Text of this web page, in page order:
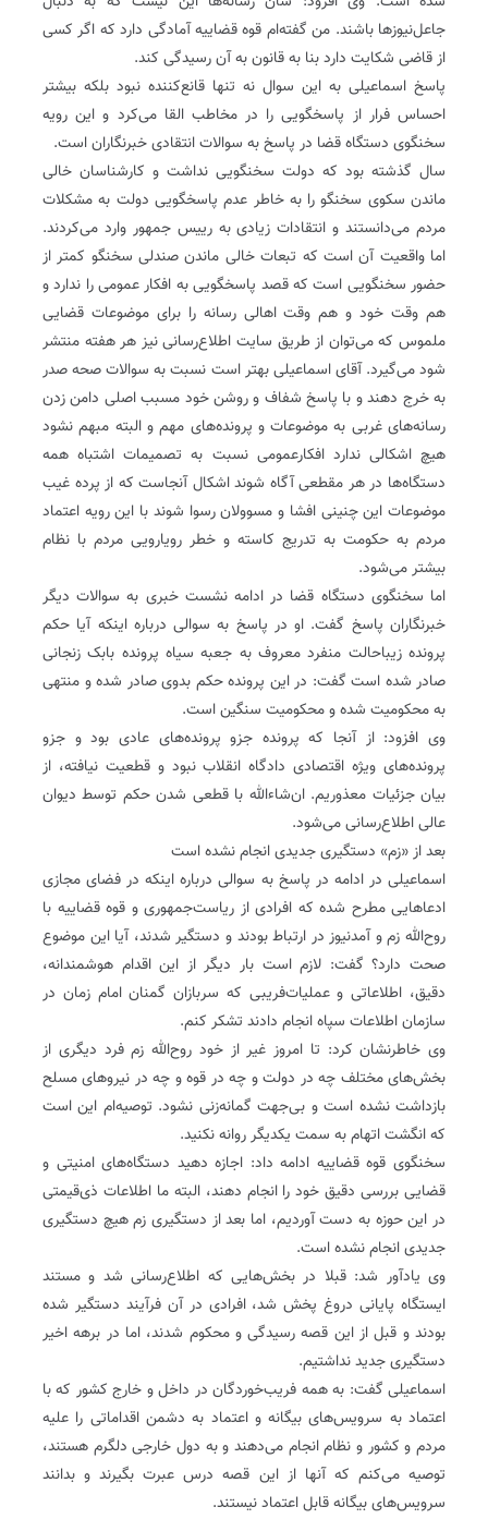
جاعل‌نیوزها باشند. من گفته‌ام قوه قضاییه آمادگی دارد که اگر کسی
از قاضی شکایت دارد بنا به قانون به آن رسیدگی کند.
پاسخ اسماعیلی به این سوال نه تنها قانع‌کننده نبود بلکه بیشتر
احساس فرار از پاسخگویی را در مخاطب القا می‌کرد و این رویه
سخنگوی دستگاه قضا در پاسخ به سوالات انتقادی خبرنگاران است.
سال گذشته بود که دولت سخنگویی نداشت و کارشناسان خالی
ماندن سکوی سخنگو را به خاطر عدم پاسخگویی دولت به مشکلات
مردم می‌دانستند و انتقادات زیادی به رییس جمهور وارد می‌کردند.
اما واقعیت آن است که تبعات خالی ماندن صندلی سخنگو کمتر از
حضور سخنگویی است که قصد پاسخگویی به افکار عمومی را ندارد و
هم وقت خود و هم وقت اهالی رسانه را برای موضوعات قضایی
ملموس که می‌توان از طریق سایت اطلاع‌رسانی نیز هر هفته منتشر
شود می‌گیرد. آقای اسماعیلی بهتر است نسبت به سوالات صحه صدر
به خرج دهند و با پاسخ شفاف و روشن خود مسبب اصلی دامن زدن
رسانه‌های غربی به موضوعات و پرونده‌های مهم و البته مبهم نشود
هیچ اشکالی ندارد افکارعمومی نسبت به تصمیمات اشتباه همه
دستگاه‌ها در هر مقطعی آگاه شوند اشکال آنجاست که از پرده غیب
موضوعات این چنینی افشا و مسوولان رسوا شوند با این رویه اعتماد
مردم به حکومت به تدریج کاسته و خطر رویارویی مردم با نظام
بیشتر می‌شود.
اما سخنگوی دستگاه قضا در ادامه نشست خبری به سوالات دیگر
خبرنگاران پاسخ گفت. او در پاسخ به سوالی درباره اینکه آیا حکم
پرونده زیباحالت منفرد معروف به جعبه سیاه پرونده بابک زنجانی
صادر شده است گفت: در این پرونده حکم بدوی صادر شده و منتهی
به محکومیت شده و محکومیت سنگین است.
وی افزود: از آنجا که پرونده جزو پرونده‌های عادی بود و جزو
پرونده‌های ویژه اقتصادی دادگاه انقلاب نبود و قطعیت نیافته، از
بیان جزئیات معذوریم. ان‌شاءالله با قطعی شدن حکم توسط دیوان
عالی اطلاع‌رسانی می‌شود.
بعد از «زم» دستگیری جدیدی انجام نشده است
اسماعیلی در ادامه در پاسخ به سوالی درباره اینکه در فضای مجازی
ادعاهایی مطرح شده که افرادی از ریاست‌جمهوری و قوه قضاییه با
روح‌الله زم و آمدنیوز در ارتباط بودند و دستگیر شدند،‌ آیا این موضوع
صحت دارد؟ گفت: لازم است بار دیگر از این اقدام هوشمندانه،
دقیق، اطلاعاتی و عملیات‌فریبی که سربازان گمنان امام زمان در
سازمان اطلاعات سپاه انجام دادند تشکر کنم.
وی خاطرنشان کرد: تا امروز غیر از خود روح‌الله زم فرد دیگری از
بخش‌های مختلف چه در دولت و چه در قوه و چه در نیروهای مسلح
بازداشت نشده است و بی‌جهت گمانه‌زنی نشود. توصیه‌ام این است
که انگشت اتهام به سمت یکدیگر روانه نکنید.
سخنگوی قوه قضاییه ادامه داد: اجازه دهید دستگاه‌های امنیتی و
قضایی بررسی دقیق خود را انجام دهند، البته ما اطلاعات ذی‌قیمتی
در این حوزه به دست آوردیم، اما بعد از دستگیری زم هیچ دستگیری
جدیدی انجام نشده است.
وی یادآور شد: قبلا در بخش‌هایی که اطلاع‌رسانی شد و مستند
ایستگاه پایانی دروغ پخش شد، افرادی در آن فرآیند دستگیر شده
بودند و قبل از این قصه رسیدگی و محکوم شدند، اما در برهه اخیر
دستگیری جدید نداشتیم.
اسماعیلی گفت: به همه فریب‌خوردگان در داخل و خارج کشور که با
اعتماد به سرویس‌های بیگانه و اعتماد به دشمن اقداماتی را علیه
مردم و کشور و نظام انجام می‌دهند و به دول خارجی دلگرم هستند،
توصیه می‌کنم که آنها از این قصه درس عبرت بگیرند و بدانند
سرویس‌های بیگانه قابل اعتماد نیستند.